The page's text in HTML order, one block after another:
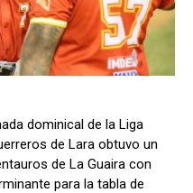
dominical de la Liga
de Lara obtuvo un
de La Guaira con
para la tabla de